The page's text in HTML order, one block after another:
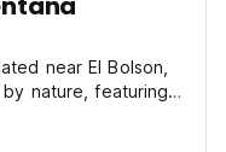
near El Bolson,
nature, featuring a
Wi-Fi, a bar, and